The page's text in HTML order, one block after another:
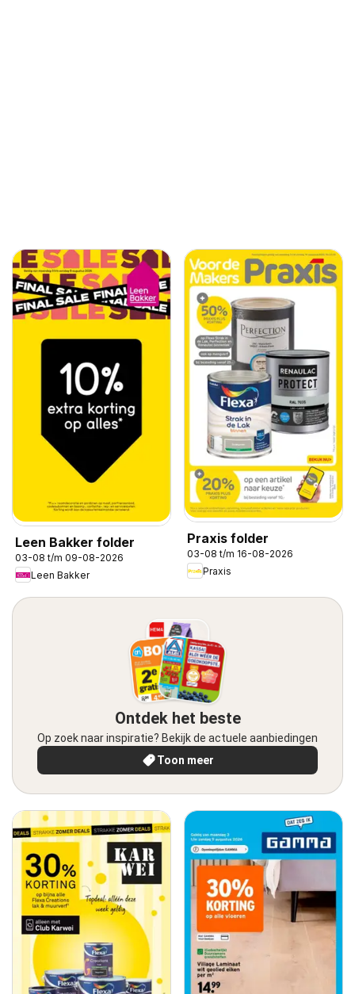
Leen Bakker folder
03-08 t/m 09-08-2026
Leen Bakker
Praxis folder
03-08 t/m 16-08-2026
Praxis
Ontdek het beste
Op zoek naar inspiratie? Bekijk de actuele aanbiedingen
Toon meer